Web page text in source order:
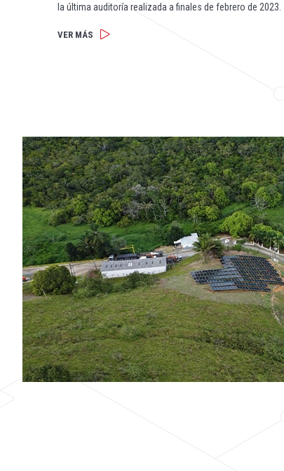
la última auditoría realizada a finales de febrero de 2023.
VER MÁS